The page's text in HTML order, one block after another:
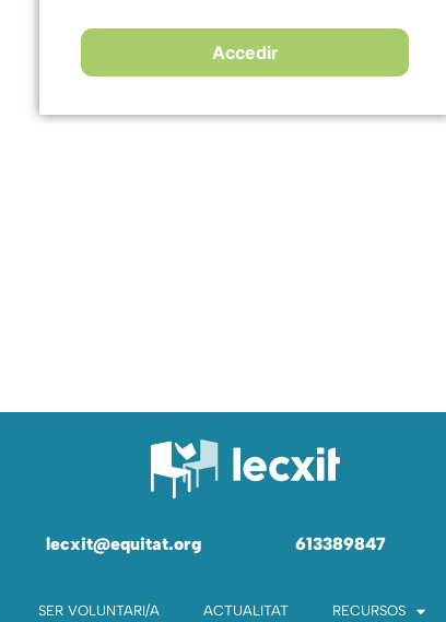
lecxit@equitat.org 613389847
SER VOLUNTARI/A ACTUALITAT RECURSOS